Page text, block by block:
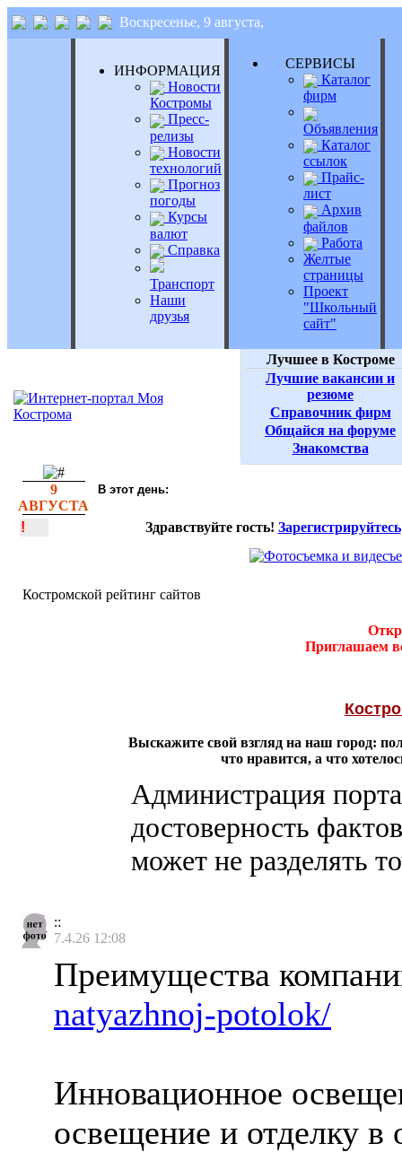
Воскресенье, 9 августа,
ИНФОРМАЦИЯ
Новости
Костромы
Пресс-
релизы
Новости
технологий
Прогноз
погоды
Курсы
валют
Справка
Транспорт
Наши
друзья
СЕРВИСЫ
Каталог
фирм
Объявления
Каталог
ссылок
Прайс-
лист
Архив
файлов
Работа
Желтые
страницы
Проект
"Школьный
сайт"
Лучшее в Костроме
Лучшие вакансии и
резюме
Справочник фирм
Общайся на форуме
Знакомства
9
АВГУСТА
В этот день:
! Здравствуйте гость! Зарегистрируйтесь
Костромской рейтинг сайтов
Приглашаем
Выскажите свой взгляд на наш город:
что нравится, а что
Администрация
достоверность
может не разделять
::
7.4.26 12:08
Преимущества
natyazhnoj-potolok/
Инновационное
освещение и отделку